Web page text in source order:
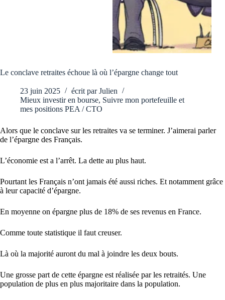
Le conclave retraites échoue là où l’épargne change tout
23 juin 2025 écrit par Julien
Mieux investir en bourse, Suivre mon portefeuille et
mes positions PEA / CTO
Alors que le conclave sur les retraites va se terminer. J’aimerai parler
de l’épargne des Français.
L’économie est a l’arrêt. La dette au plus haut.
Pourtant les Français n’ont jamais été aussi riches. Et notamment grâce
à leur capacité d’épargne.
En moyenne on épargne plus de 18% de ses revenus en France.
Comme toute statistique il faut creuser.
Là où la majorité auront du mal à joindre les deux bouts.
Une grosse part de cette épargne est réalisée par les retraités. Une
population de plus en plus majoritaire dans la population.